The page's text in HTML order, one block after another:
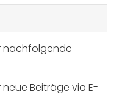
nachfolgende
Beiträge via E-